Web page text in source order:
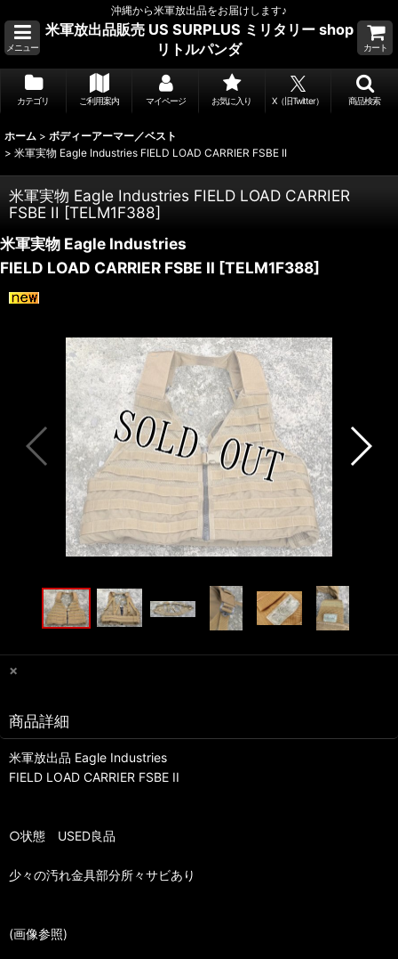
沖縄から米軍放出品をお届けします♪
メニュー
米軍放出品販売 US SURPLUS ミリタリー shop
リトルパンダ
カート
カテゴリ ご利用案内 マイページ お気に入り X（旧Twitter） 商品検索
ホーム > ボディーアーマー／ベスト
> 米軍実物 Eagle Industries FIELD LOAD CARRIER FSBE II
米軍実物 Eagle Industries FIELD LOAD CARRIER
FSBE II [TELM1F388]
米軍実物 Eagle Industries
FIELD LOAD CARRIER FSBE II [TELM1F388]
×
商品詳細
米軍放出品 Eagle Industries
FIELD LOAD CARRIER FSBE II
○状態 USED良品
少々の汚れ金具部分所々サビあり
(画像参照)